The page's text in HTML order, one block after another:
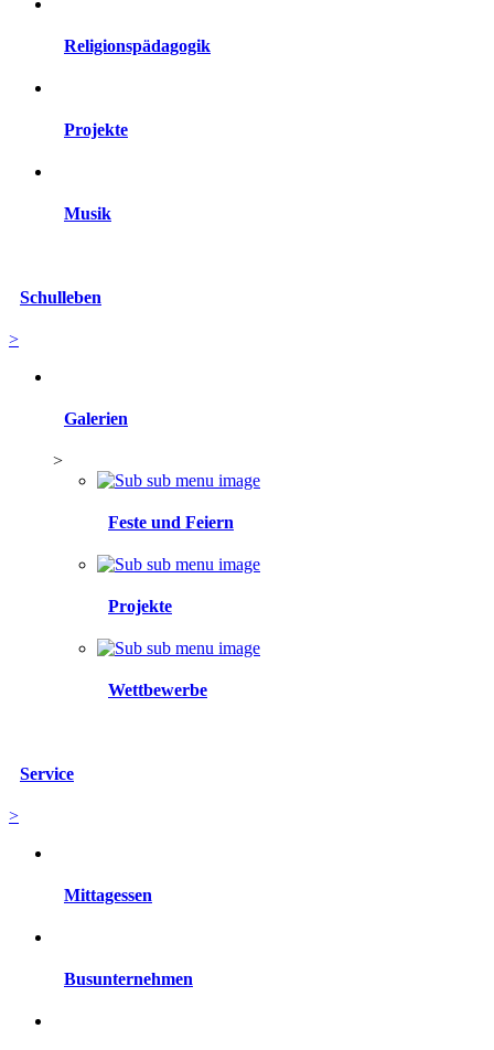
Religionspädagogik
Projekte
Musik
Schulleben
>
Galerien
>
Feste und Feiern
Projekte
Wettbewerbe
Service
>
Mittagessen
Busunternehmen